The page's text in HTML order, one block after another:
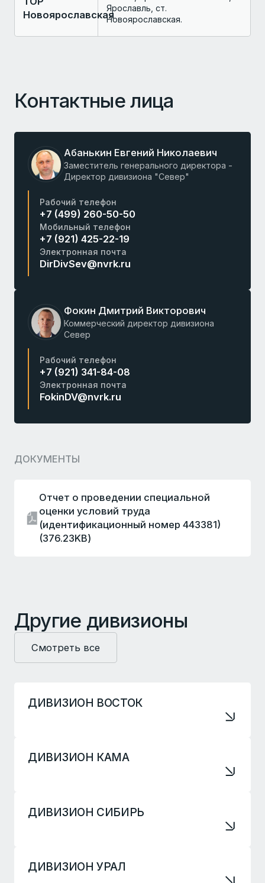
Новоярославская
Ярославль, ст.
Новоярославская.
Контактные лица
Абанькин Евгений Николаевич
Заместитель генерального директора -
Директор дивизиона "Север"
Рабочий телефон
+7 (499) 260-50-50
Мобильный телефон
+7 (921) 425-22-19
Электронная почта
DirDivSev@nvrk.ru
Фокин Дмитрий Викторович
Коммерческий директор дивизиона
Север
Рабочий телефон
+7 (921) 341-84-08
Электронная почта
FokinDV@nvrk.ru
ДОКУМЕНТЫ
Отчет о проведении специальной
оценки условий труда
(идентификационный номер 443381)
(376.23KB)
Другие дивизионы
Смотреть все
ДИВИЗИОН ВОСТОК
ДИВИЗИОН КАМА
ДИВИЗИОН СИБИРЬ
ДИВИЗИОН УРАЛ